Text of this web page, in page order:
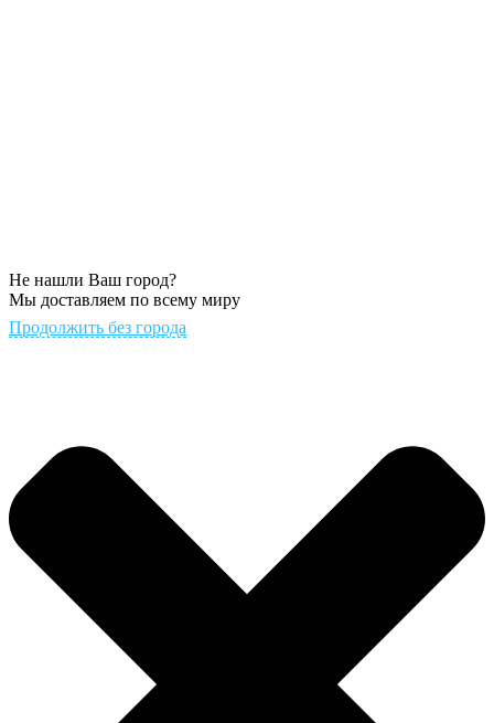
Не нашли Ваш город?
Мы доставляем по всему миру
Продолжить без города